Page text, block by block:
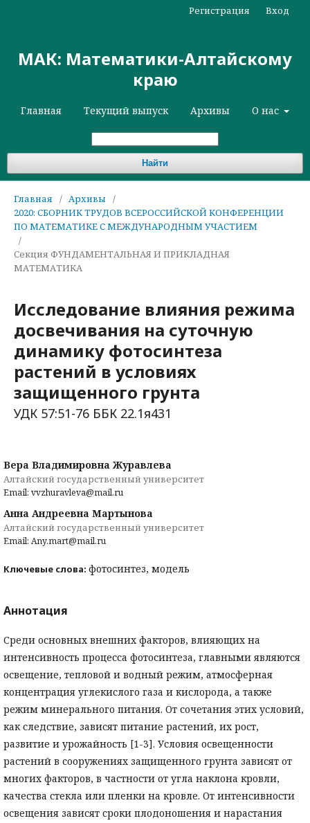
МАК: Математики-Алтайскому
краю
Главная Текущий выпуск Архивы О нас
Найти
Регистрация Вход
Главная / Архивы
/
2020: СБОРНИК ТРУДОВ ВСЕРОССИЙСКОЙ КОНФЕРЕНЦИИ
ПО МАТЕМАТИКЕ С МЕЖДУНАРОДНЫМ УЧАСТИЕМ
/
Секция ФУНДАМЕНТАЛЬНАЯ И ПРИКЛАДНАЯ
МАТЕМАТИКА
Исследование влияния режима
досвечивания на суточную
динамику фотосинтеза
растений в условиях
защищенного грунта
УДК 57:51-76 ББК 22.1я431
Вера Владимировна Журавлева
Алтайский государственный университет
Email: vvzhuravleva@mail.ru
Анна Андреевна Мартынова
Алтайский государственный университет
Email: Any.mart@mail.ru
Ключевые слова: фотосинтез, модель
Аннотация
Среди основных внешних факторов, влияющих на
интенсивность процесса фотосинтеза, главными являются
освещение, тепловой и водный режим, атмосферная
концентрация углекислого газа и кислорода, а также
режим минерального питания. От сочетания этих условий,
как следствие, зависят питание растений, их рост,
развитие и урожайность [1-3]. Условия освещенности
растений в сооружениях защищенного грунта зависят от
многих факторов, в частности от угла наклона кровли,
качества стекла или пленки на кровле. От интенсивности
освещения зависят сроки плодоношения и нарастания